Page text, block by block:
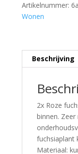
Artikelnummer:
Wonen
Beschrijving
2x Roze
binnen.
fuchsiaplant
Materiaal: